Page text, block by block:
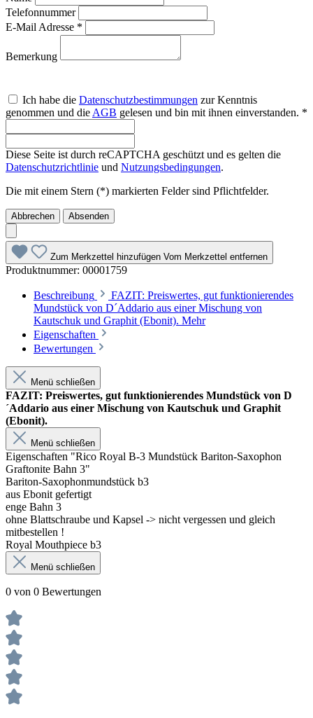
Telefonnummer
E-Mail Adresse *
Bemerkung
Ich habe die Datenschutzbestimmungen zur Kenntnis
genommen und die AGB gelesen und bin mit ihnen einverstanden. *
Diese Seite ist durch reCAPTCHA geschützt und es gelten die
Datenschutzrichtlinie und Nutzungsbedingungen.
Die mit einem Stern (*) markierten Felder sind Pflichtfelder.
Abbrechen Absenden
Zum Merkzettel hinzufügen Vom Merkzettel entfernen
Produktnummer: 00001759
Beschreibung
FAZIT: Preiswertes, gut funktionierendes
Mundstück von D´Addario aus einer Mischung von
Kautschuk und Graphit (Ebonit). Mehr
Eigenschaften
Bewertungen
Menü schließen
FAZIT: Preiswertes, gut funktionierendes Mundstück von D
´Addario aus einer Mischung von Kautschuk und Graphit
(Ebonit).
Menü schließen
Eigenschaften "Rico Royal B-3 Mundstück Bariton-Saxophon
Graftonite Bahn 3"
Bariton-Saxophonmundstück b3
aus Ebonit gefertigt
enge Bahn 3
ohne Blattschraube und Kapsel -> nicht vergessen und gleich
mitbestellen !
Royal Mouthpiece b3
Menü schließen
0 von 0 Bewertungen